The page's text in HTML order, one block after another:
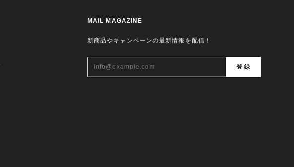
MAIL MAGAZINE
新商品やキャンペーンの最新情報を配信！